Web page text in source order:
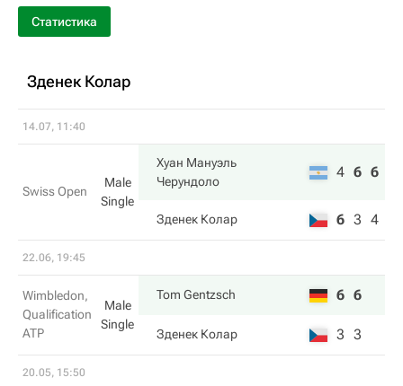
Статистика
Зденек Колар
14.07, 11:40
Swiss Open
Male
Single
Хуан Мануэль
Черундоло
4 6 6
Зденек Колар 6 3 4
22.06, 19:45
Wimbledon,
Qualification
ATP
Male
Single
Tom Gentzsch 6 6
Зденек Колар 3 3
20.05, 15:50